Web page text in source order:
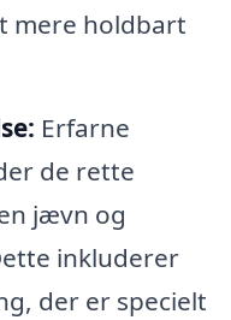
mere holdbart
Erfarne
de rette
jævn og
inkluderer
der er specielt